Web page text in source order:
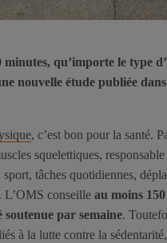
qu’importe le type
nouvelle étude publiée dans
, c’est bon pour la santé.
squelettiques,
tâches quotidiennes,
L’OMS conseille au moins
soutenue par semaine.
à la lutte contre la